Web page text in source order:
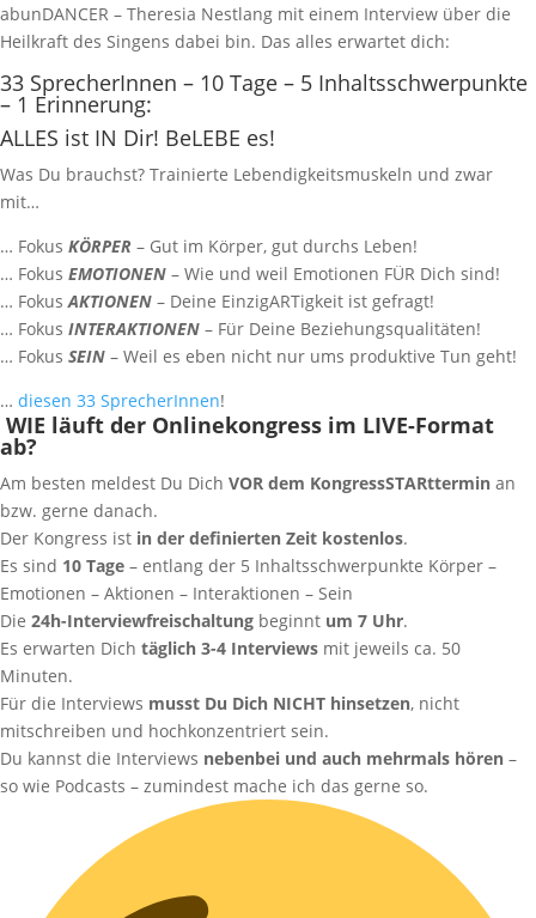
abunDANCER – Theresia Nestlang mit einem Interview über die
Heilkraft des Singens dabei bin. Das alles erwartet dich:
33 SprecherInnen – 10 Tage – 5 Inhaltsschwerpunkte
– 1 Erinnerung:
ALLES ist IN Dir! BeLEBE es!
Was Du brauchst? Trainierte Lebendigkeitsmuskeln und zwar
mit…
… Fokus KÖRPER – Gut im Körper, gut durchs Leben!
… Fokus EMOTIONEN – Wie und weil Emotionen FÜR Dich sind!
… FokusAKTIONEN – Deine EinzigARTigkeit ist gefragt!
… Fokus INTERAKTIONEN – Für Deine Beziehungsqualitäten!
… Fokus SEIN – Weil es eben nicht nur ums produktive Tun geht!
… diesen 33 SprecherInnen!
WIE läuft der Onlinekongress im LIVE-Format
ab?
Am besten meldest Du Dich VOR dem KongressSTARttermin an
bzw. gerne danach.
Der Kongress ist in der definierten Zeit kostenlos.
Es sind 10 Tage – entlang der 5 Inhaltsschwerpunkte Körper –
Emotionen – Aktionen – Interaktionen – Sein
Die 24h-Interviewfreischaltung beginnt um 7 Uhr.
Es erwarten Dich täglich 3-4 Interviews mit jeweils ca. 50
Minuten.
Für die Interviews musst Du Dich NICHT hinsetzen, nicht
mitschreiben und hochkonzentriert sein.
Du kannst die Interviews nebenbei und auch mehrmals hören –
so wie Podcasts – zumindest mache ich das gerne so.